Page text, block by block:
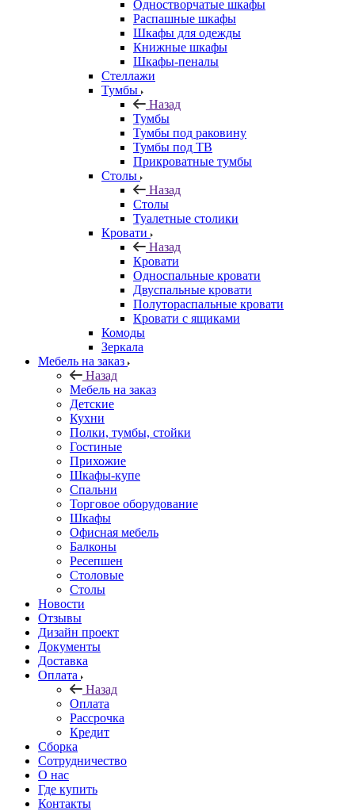
Одностворчатые шкафы
Распашные шкафы
Шкафы для одежды
Книжные шкафы
Шкафы-пеналы
Стеллажи
Тумбы
Назад
Тумбы
Тумбы под раковину
Тумбы под ТВ
Прикроватные тумбы
Столы
Назад
Столы
Туалетные столики
Кровати
Назад
Кровати
Односпальные кровати
Двуспальные кровати
Полутораспальные кровати
Кровати с ящиками
Комоды
Зеркала
Мебель на заказ
Назад
Мебель на заказ
Детские
Кухни
Полки, тумбы, стойки
Гостиные
Прихожие
Шкафы-купе
Спальни
Торговое оборудование
Шкафы
Офисная мебель
Балконы
Ресепшен
Столовые
Столы
Новости
Отзывы
Дизайн проект
Документы
Доставка
Оплата
Назад
Оплата
Рассрочка
Кредит
Сборка
Сотрудничество
О нас
Где купить
Контакты